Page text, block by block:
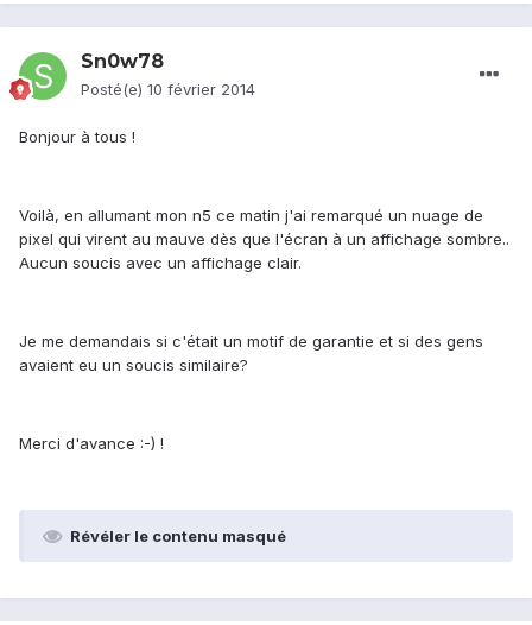
Sn0w78
Posté(e) 10 février 2014
Bonjour à tous !
Voilà, en allumant mon n5 ce matin j'ai remarqué un nuage de
pixel qui virent au mauve dès que l'écran à un affichage sombre..
Aucun soucis avec un affichage clair.
Je me demandais si c'était un motif de garantie et si des gens
avaient eu un soucis similaire?
Merci d'avance :-) !
Révéler le contenu masqué